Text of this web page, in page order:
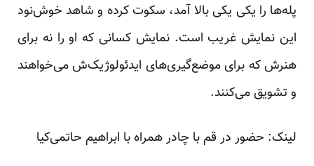
پله‌ها را یکی یکی بالا آمد، سکوت کرده و شاهد خوش‌نود
این نمایش غریب است. نمایش کسانی که او را نه برای
هنرش که برای موضع‌گیری‌های ایدئولوژیک‌ش می‌خواهند
و تشویق می‌کنند.
لینک: حضور در قم با چادر همراه با ابراهیم‌ حاتمی‌کیا